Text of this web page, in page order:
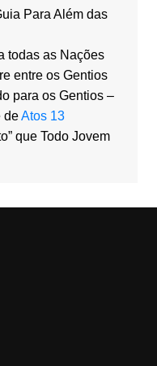
Para Além das
todas as Nações
entre os Gentios
para os Gentios –
deAtos 13
que Todo Jovem